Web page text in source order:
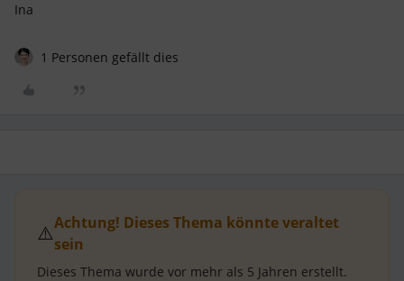
Ina
1 Personen gefällt dies
⚠️Achtung! Dieses Thema könnte veraltet
sein
Dieses Thema wurde vor mehr als 5 Jahren erstellt.